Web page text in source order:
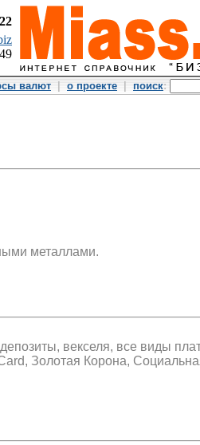
валют о проекте поиск:
металлами.
векселя, все виды
Золотая Корона,